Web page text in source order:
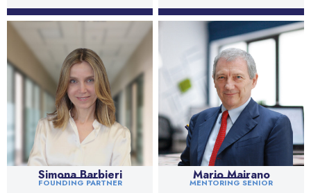
Simona Barbieri
FOUNDING PARTNER Mario Mairano
MENTORING SENIOR